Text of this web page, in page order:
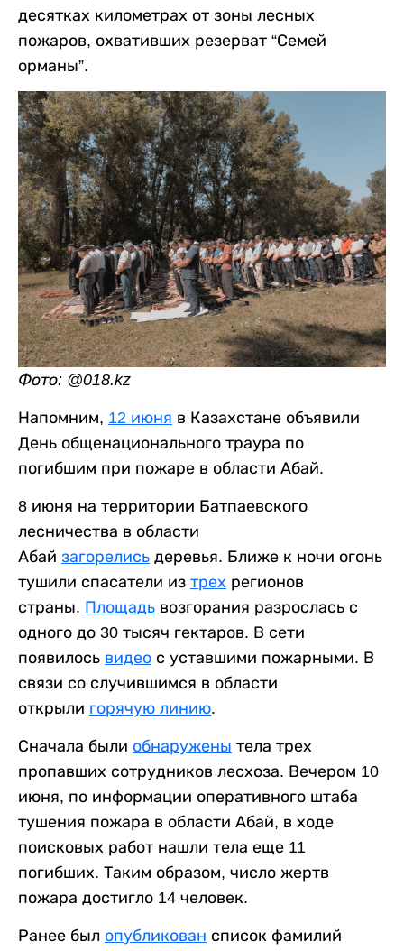
десятках километрах от зоны лесных
пожаров, охвативших резерват “Семей
орманы”.
Фото: @018.kz
Напомним, 12 июня в Казахстане объявили
День общенационального траура по
погибшим при пожаре в области Абай.
8 июня на территории Батпаевского
лесничества в области
Абай загорелись деревья. Ближе к ночи огонь
тушили спасатели из трех регионов
страны. Площадь возгорания разрослась с
одного до 30 тысяч гектаров. В сети
появилось видео с уставшими пожарными. В
связи со случившимся в области
открыли горячую линию.
Сначала были обнаружены тела трех
пропавших сотрудников лесхоза. Вечером 10
июня, по информации оперативного штаба
тушения пожара в области Абай, в ходе
поисковых работ нашли тела еще 11
погибших. Таким образом, число жертв
пожара достигло 14 человек.
Ранее был опубликован список фамилий